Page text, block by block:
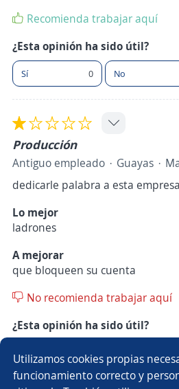
Utilizamos cookies propias
funcionamiento correcto y
Recomienda trabajar aquí
¿Esta opinión ha sido útil?
Sí 0 No
Producción
Antiguo empleado Guayas
dedicarle palabra a esta
Lo mejor
ladrones
A mejorar
que bloqueen su cuenta
No recomienda trabajar aquí
¿Esta opinión ha sido útil?
Sí 21